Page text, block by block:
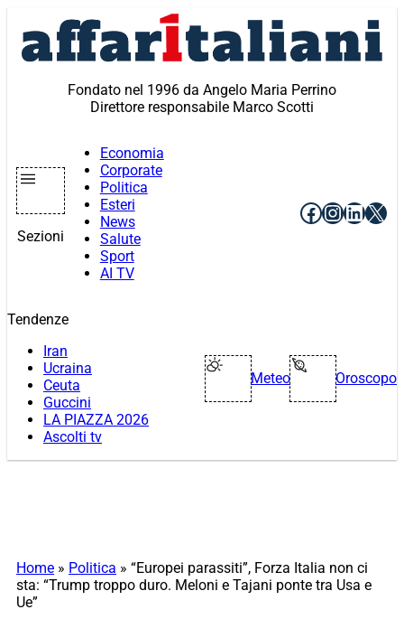
contenuto
Fondato nel 1996 da Angelo Maria Perrino
Direttore responsabile Marco Scotti
Sezioni
Economia
Corporate
Politica
Esteri
News
Salute
Sport
AI TV
Facebook
X
Tendenze
Iran
Ucraina
Ceuta
Guccini
LA PIAZZA 2026
Ascolti tv
Meteo Oroscopo
Home » Politica » “Europei parassiti”, Forza Italia non ci
sta: “Trump troppo duro. Meloni e Tajani ponte tra Usa e
Ue”